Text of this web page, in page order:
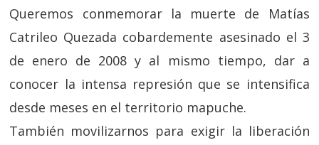
Queremos conmemorar la muerte de Matías
Catrileo Quezada cobardemente asesinado el 3
de enero de 2008 y al mismo tiempo, dar a
conocer la intensa represión que se intensifica
desde meses en el territorio mapuche.
También movilizarnos para exigir la liberación